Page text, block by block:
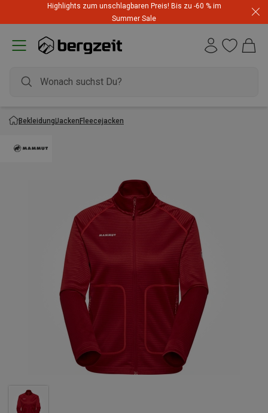
Highlights zum unschlagbaren Preis! Bis zu -60 % im
Summer Sale
BekleidungJackenFleecejacken